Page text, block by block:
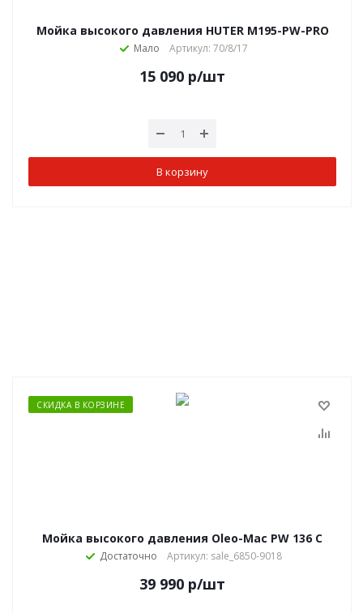
Мойка высокого давления HUTER M195-PW-PRO
Мало Артикул: 70/8/17
15 090 р/шт
В корзину
СКИДКА В КОРЗИНЕ
Мойка высокого давления Oleo-Mac PW 136 C
Достаточно Артикул: sale_6850-9018
39 990 р/шт